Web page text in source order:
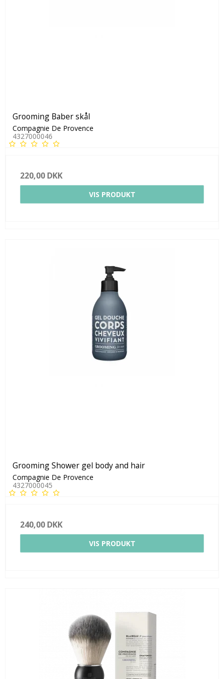
Grooming Baber skål
Compagnie De Provence
4327000046
220,00 DKK
VIS PRODUKT
Grooming Shower gel body and hair
Compagnie De Provence
4327000045
240,00 DKK
VIS PRODUKT